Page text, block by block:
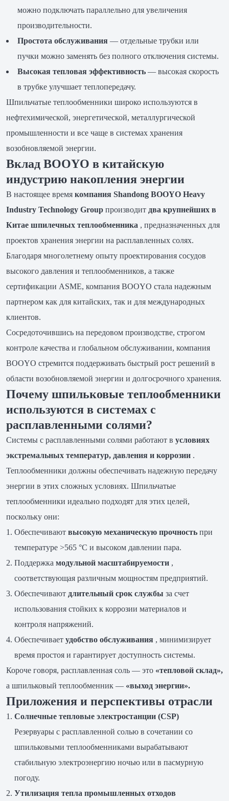
можно подключать параллельно для увеличения
производительности.
Простота обслуживания— отдельные трубки или
пучки можно заменять без полного отключения системы.
Высокая тепловая эффективность— высокая скорость
в трубке улучшает теплопередачу.
Шпильчатые теплообменники широко используются в
нефтехимической, энергетической, металлургической
промышленности и все чаще в системах хранения
возобновляемой энергии.
Вклад BOOYO в китайскую
индустрию накопления энергии
В настоящее время компания Shandong BOOYO Heavy
Industry Technology Groupпроизводит два крупнейших в
Китае шпилечных теплообменника , предназначенных для
проектов хранения энергии на расплавленных солях.
Благодаря многолетнему опыту проектирования сосудов
высокого давления и теплообменников, а также
сертификации ASME, компания BOOYO стала надежным
партнером как для китайских, так и для международных
клиентов.
Сосредоточившись на передовом производстве, строгом
контроле качества и глобальном обслуживании, компания
BOOYO стремится поддерживать быстрый рост решений в
области возобновляемой энергии и долгосрочного хранения.
Почему шпильковые теплообменники
используются в системах с
расплавленными солями?
Системы с расплавленными солями работают в условиях
экстремальных температур, давления и коррозии.
Теплообменники должны обеспечивать надежную передачу
энергии в этих сложных условиях. Шпильчатые
теплообменники идеально подходят для этих целей,
поскольку они:
Обеспечивают высокую механическую прочностьпри
температуре >565 °C и высоком давлении пара.
Поддержка модульной масштабируемости,
соответствующая различным мощностям предприятий.
Обеспечивают длительный срок службы за счет
использования стойких к коррозии материалов и
контроля напряжений.
Обеспечивает удобство обслуживания, минимизирует
время простоя и гарантирует доступность системы.
Короче говоря, расплавленная соль — это «тепловой склад»,
а шпильковый теплообменник — «выход энергии».
Приложения и перспективы отрасли
Солнечные тепловые электростанции (CSP)
Резервуары с расплавленной солью в сочетании со
шпильковыми теплообменниками вырабатывают
стабильную электроэнергию ночью или в пасмурную
погоду.
Утилизация тепла промышленных отходов